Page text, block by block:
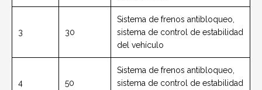
3 30
Sistema de frenos antibloqueo,
sistema de control de estabilidad
del vehículo
4 50
Sistema de frenos antibloqueo,
sistema de control de estabilidad